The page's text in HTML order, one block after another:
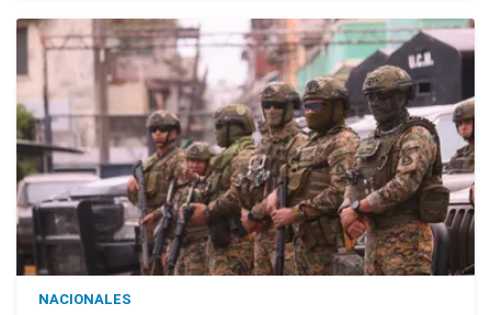
NACIONALES